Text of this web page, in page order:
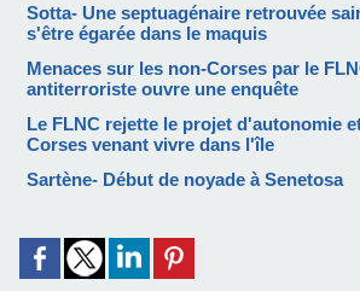
Sotta- Une septuagénaire retrouvée
s'être égarée dans le maquis
Menaces sur les non-Corses par le
antiterroriste ouvre une enquête
Le FLNC rejette le projet d'autonomie
Corses venant vivre dans l'île
Sartène- Début de noyade à Senetosa